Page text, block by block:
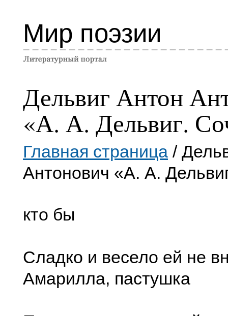
Мир поэзии
Дельвиг Антон
«А. А. Дельвиг.
Главная страница /
Антонович «А. А.
кто бы
Сладко и весело ей не
Амарилла, пастушка